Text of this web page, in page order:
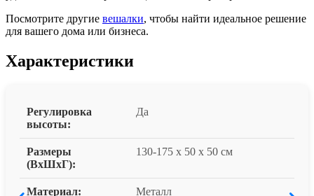
Посмотрите другие вешалки, чтобы найти идеальное решение
для вашего дома или бизнеса.
Характеристики
Регулировка
высоты:
Да
Размеры
(ВxШxГ):
130-175 x 50 x 50 см
Материал: Металл